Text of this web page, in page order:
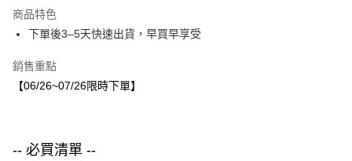
街口支付
悠遊付
每筆NT$80，滿NT$1,500(含以上)免運費
商品特色
下單後3–5天快速出貨，早買早享受
銷售重點
【06/26~07/26限時下單】
-- 必買清單 --